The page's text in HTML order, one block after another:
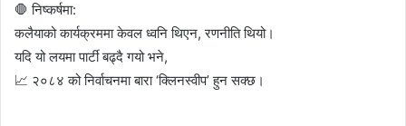
🛑 निष्कर्षमा:
कलैयाको कार्यक्रममा केवल ध्वनि थिएन, रणनीति थियो।
यदि यो लयमा पार्टी बढ्दै गयो भने,
📈 २०८४ को निर्वाचनमा बारा ‘क्लिनस्वीप’ हुन सक्छ।